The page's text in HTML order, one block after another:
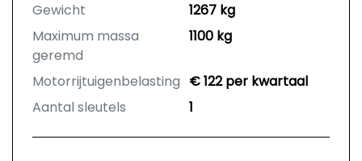
Gewicht
1267 kg
Maximum massa
geremd
1100 kg
Motorrijtuigenbelasting € 122 per kwartaal
Aantal sleutels
1